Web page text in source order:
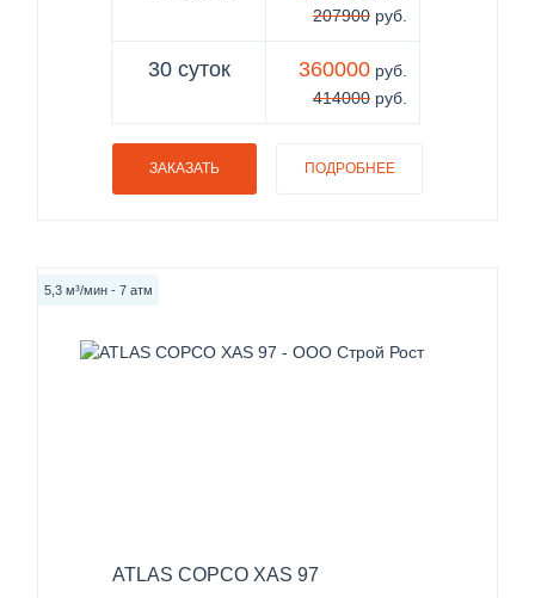
207900 руб.
30 суток 360000 руб.
414000 руб.
ЗАКАЗАТЬ ПОДРОБНЕЕ
5,3 м³/мин - 7 атм
ATLAS COPCO XAS 97